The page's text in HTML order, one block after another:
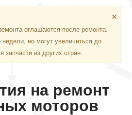
оглашаются после ремонта.
но могут увеличиться до
запчасти из других стран.
×
на ремонт
моторов